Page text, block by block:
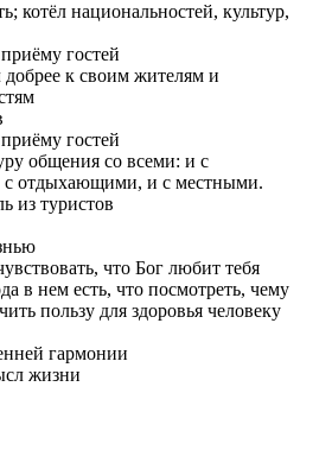
котёл национальностей, культур,
гостей
к своим жителям и
гостей
общения со всеми: и с
отдыхающими, и с местными.
из туристов
что Бог любит тебя
в нем есть, что посмотреть, чему
пользу для здоровья человеку
гармонии
жизни